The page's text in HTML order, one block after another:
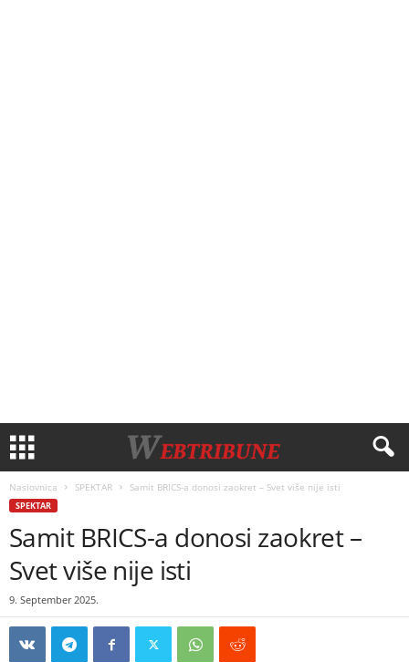
Naslovnica SPEKTAR Samit BRICS-a donosi zaokret – Svet više nije isti
SPEKTAR
Samit BRICS-a donosi zaokret –
Svet više nije isti
9. September 2025.